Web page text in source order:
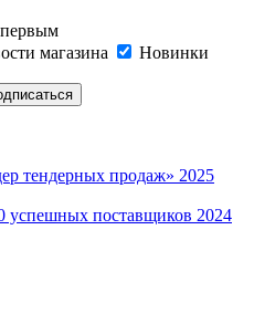
первым
магазина
Новинки
тендерных продаж» 2025
поставщиков 2024